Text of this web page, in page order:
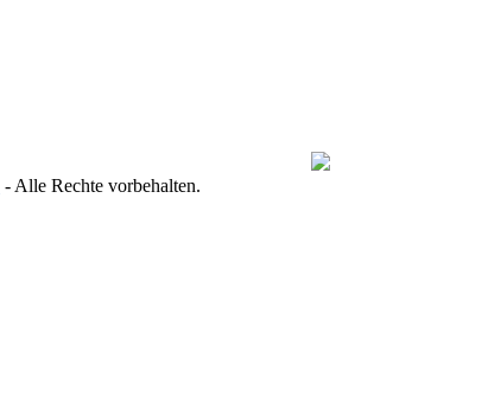
- Alle Rechte vorbehalten.